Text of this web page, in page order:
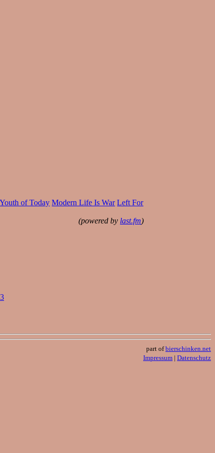
Youth of Today Modern Life Is War Left For
(powered by last.fm)
part ofbierschinken.net
Impressum | Datenschutz